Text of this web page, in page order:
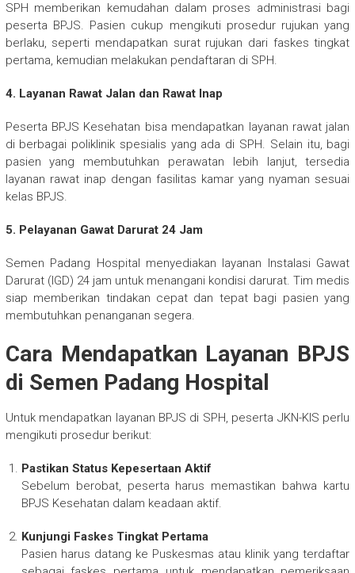
SPH memberikan kemudahan dalam proses administrasi bagi
peserta BPJS. Pasien cukup mengikuti prosedur rujukan yang
berlaku, seperti mendapatkan surat rujukan dari faskes tingkat
pertama, kemudian melakukan pendaftaran di SPH.
4. Layanan Rawat Jalan dan Rawat Inap
Peserta BPJS Kesehatan bisa mendapatkan layanan rawat jalan
di berbagai poliklinik spesialis yang ada di SPH. Selain itu, bagi
pasien yang membutuhkan perawatan lebih lanjut, tersedia
layanan rawat inap dengan fasilitas kamar yang nyaman sesuai
kelas BPJS.
5. Pelayanan Gawat Darurat 24 Jam
Semen Padang Hospital menyediakan layanan Instalasi Gawat
Darurat (IGD) 24 jam untuk menangani kondisi darurat. Tim medis
siap memberikan tindakan cepat dan tepat bagi pasien yang
membutuhkan penanganan segera.
Cara Mendapatkan Layanan BPJS
di Semen Padang Hospital
Untuk mendapatkan layanan BPJS di SPH, peserta JKN-KIS perlu
mengikuti prosedur berikut:
Pastikan Status Kepesertaan Aktif
Sebelum berobat, peserta harus memastikan bahwa kartu
BPJS Kesehatan dalam keadaan aktif.
Kunjungi Faskes Tingkat Pertama
Pasien harus datang ke Puskesmas atau klinik yang terdaftar